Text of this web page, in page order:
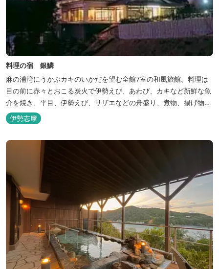
料理の宿 銀鱗
麻の浦湾にうかぶカキのいかだを望む全館7室の和風旅館。料理は
目の前に赤々とおこる炭火で伊勢えび、あわび、カキなど新鮮な魚
介を焼き、平目、伊勢えび、サザエなどの舟盛り、煮物、揚げ物な
どの懐石料理。
伊勢志摩